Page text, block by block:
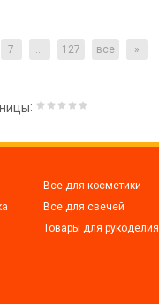
7 ... 127 все »
:
Все для косметики
Все для свечей
Товары для рукоделия